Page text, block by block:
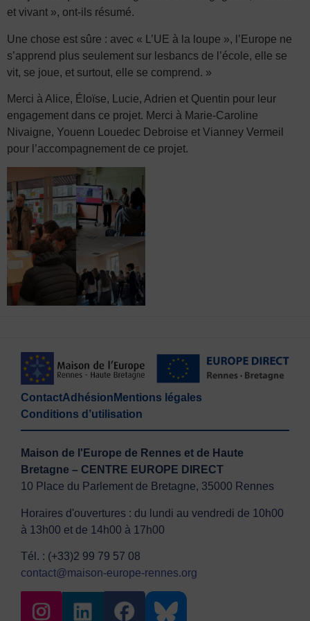
et vivant », ont-ils résumé.
Une chose est sûre : avec « L’UE à la loupe », l’Europe ne
s’apprend plus seulement sur lesbancs de l’école, elle se
vit, se joue, et surtout, elle se comprend. »
Merci à Alice, Éloïse, Lucie, Adrien et Quentin pour leur
engagement dans ce projet. Merci à Marie-Caroline
Nivaigne, Youenn Louedec Debroise et Vianney Vermeil
pour l’accompagnement de ce projet.
ContactAdhésion Mentions légales
Conditions d’utilisation
Maison de l'Europe de Rennes et de Haute
Bretagne – CENTRE EUROPE DIRECT
10 Place du Parlement de Bretagne, 35000 Rennes
Horaires d'ouvertures : du lundi au vendredi de 10h00
à 13h00 et de 14h00 à 17h00
Tél. : (+33)2 99 79 57 08
contact@maison-europe-rennes.org